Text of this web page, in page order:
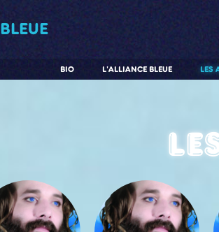
BLEUE
LES
L'ALLIANCE BLEUE
BIO